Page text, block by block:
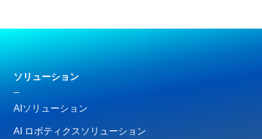
ソリューション
AIソリューション
AI ロボティクスソリューション